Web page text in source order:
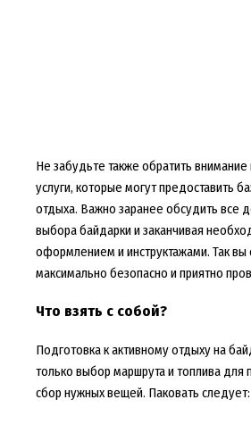
Не забудьте также обратить
услуги, которые могут предоставить
отдыха. Важно заранее обсудить все
выбора байдарки и заканчивая
оформлением и инструктажами. Так
максимально безопасно и приятно
Что взять с собой?
Подготовка к активному отдыху на
только выбор маршрута и топлива для
сбор нужных вещей. Паковать следует: